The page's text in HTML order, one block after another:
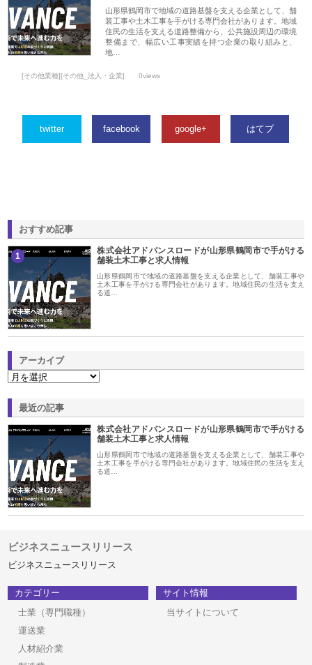
山形県鶴岡市で地域の道路基盤を支える企業として、舗
装工事や土木工事を手がける専門会社があります。地域
住民の生活を支える道路整備から、公共施設周辺の環境
整備まで、幅広い工事実績を持つ企業の取り組みと、
地…
[その他業種][その他_法人・企業] 0views
twitter facebook google+ はてブ
おすすめ記事
1
株式会社アドバンスロードが山形県鶴岡市で手がける
舗装土木工事と求人情報
山形県鶴岡市で地域の道路基盤を支える企業として、舗装工事や
土木工事を手がける専門会社があります。地域住民の生活を支え
る道…
アーカイブ
最近の記事
株式会社アドバンスロードが山形県鶴岡市で手がける
舗装土木工事と求人情報
山形県鶴岡市で地域の道路基盤を支える企業として、舗装工事や
土木工事を手がける専門会社があります。地域住民の生活を支え
る道…
ビジネスニュースリリース
ビジネスニュースリリース
カテゴリー
士業（専門職種）
運送業
人材紹介業
サイト情報
当サイトについて